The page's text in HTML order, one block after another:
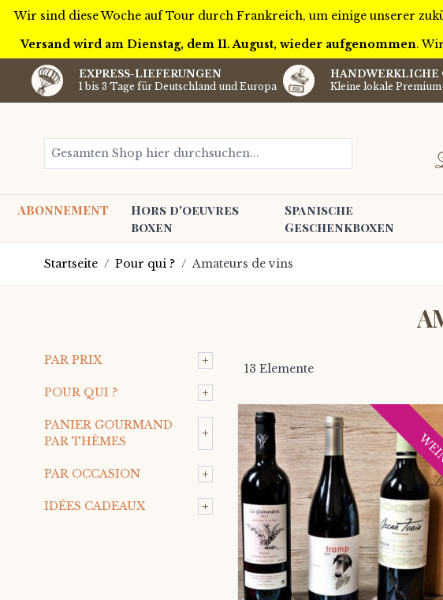
Wir sind diese Woche auf Tour durch Frankreich, um einige unserer
Versand wird am Dienstag, dem 11. August, wieder aufgenommen.
EXPRESS-LIEFERUNGEN
1 bis 3 Tage für Deutschland und Europa
HANDWERKLICHE
Kleine lokale
Gesamten Shop hier durchsuchen...
ABONNEMENT
Hors d'oeuvres
boxen
Spanische
Geschenkboxen
Startseite / Pour qui ? / Amateurs de vins
PAR PRIX +
POUR QUI ? +
PANIER GOURMAND
PAR THÈMES
+
PAR OCCASION +
IDÉES CADEAUX +
13 Elemente